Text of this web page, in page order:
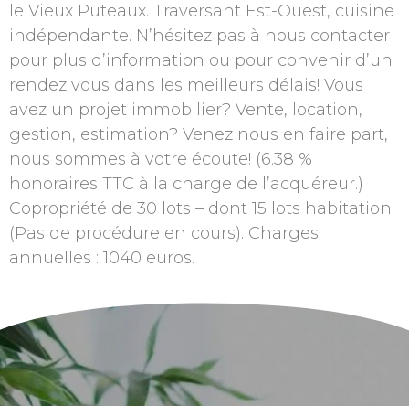
le Vieux Puteaux. Traversant Est-Ouest, cuisine
indépendante. N’hésitez pas à nous contacter
pour plus d’information ou pour convenir d’un
rendez vous dans les meilleurs délais! Vous
avez un projet immobilier? Vente, location,
gestion, estimation? Venez nous en faire part,
nous sommes à votre écoute! (6.38 %
honoraires TTC à la charge de l’acquéreur.)
Copropriété de 30 lots – dont 15 lots habitation.
(Pas de procédure en cours). Charges
annuelles : 1040 euros.